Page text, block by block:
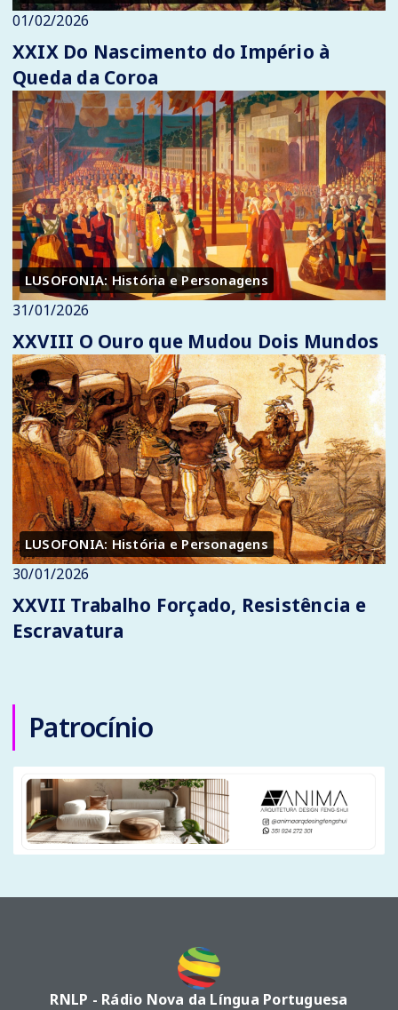
01/02/2026
XXIX Do Nascimento do Império à
Queda da Coroa
LUSOFONIA: História e Personagens
31/01/2026
XXVIII O Ouro que Mudou Dois Mundos
LUSOFONIA: História e Personagens
30/01/2026
XXVII Trabalho Forçado, Resistência e
Escravatura
Patrocínio
RNLP - Rádio Nova da Língua Portuguesa